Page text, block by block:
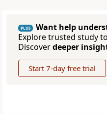
PLUS
Want help
Explore trusted study
Discoverdeeper
Start 7-day free trial